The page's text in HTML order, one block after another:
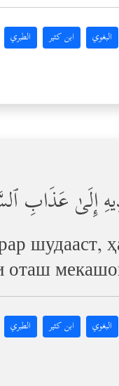
البغوي ابن كثير الطبري
إِلَىٰ عَذَابِ
шудааст,
оташ
البغوي ابن كثير الطبري